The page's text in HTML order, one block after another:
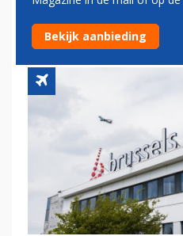
BIJ PILOTEN
AIRLINES
Bekijk aanbieding